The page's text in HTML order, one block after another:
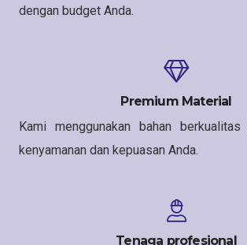
dengan budget Anda.
Premium Material
Kami menggunakan bahan
kenyamanan dan kepuasan Anda.
Tenaga profesional